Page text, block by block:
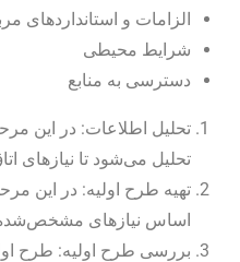
الزامات و استانداردهای
شرایط محیطی
دسترسی به منابع
تحلیل اطلاعات: در این
تحلیل می‌شود تا نیازهای
تهیه طرح اولیه: در این
اساس نیازهای
بررسی طرح اولیه: طرح